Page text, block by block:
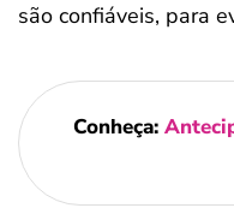
são confiáveis, para
Conheça: